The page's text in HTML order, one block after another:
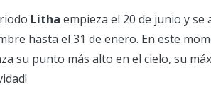
Litha empieza el 20 de junio y
hasta el 31 de enero. En este
su punto más alto en el cielo, su